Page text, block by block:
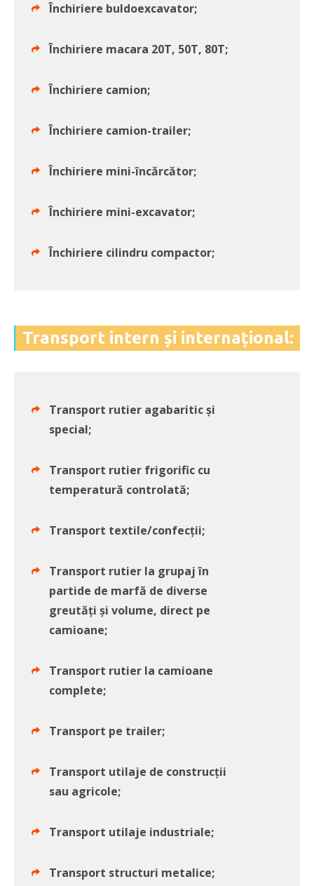
Închiriere buldoexcavator;
Închiriere macara 20T, 50T, 80T;
Închiriere camion;
Închiriere camion-trailer;
Închiriere mini-încărcător;
Închiriere mini-excavator;
Închiriere cilindru compactor;
Transport intern și internațional:
Transport rutier agabaritic și
special;
Transport rutier frigorific cu
temperatură controlată;
Transport textile/confecții;
Transport rutier la grupaj în
partide de marfă de diverse
greutăți și volume, direct pe
camioane;
Transport rutier la camioane
complete;
Transport pe trailer;
Transport utilaje de construcții
sau agricole;
Transport utilaje industriale;
Transport structuri metalice;